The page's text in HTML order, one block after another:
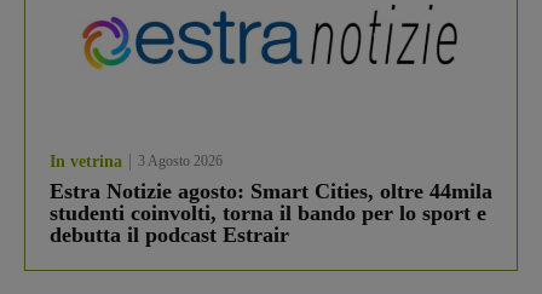
In vetrina 3 Agosto 2026
Estra Notizie agosto: Smart Cities, oltre 44mila
studenti coinvolti, torna il bando per lo sport e
debutta il podcast Estrair